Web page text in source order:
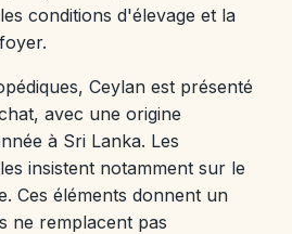
conditions d'élevage et la
Ceylan est présenté
avec une origine
à Sri Lanka. Les
insistent notamment sur le
Ces éléments donnent un
ne remplacent pas